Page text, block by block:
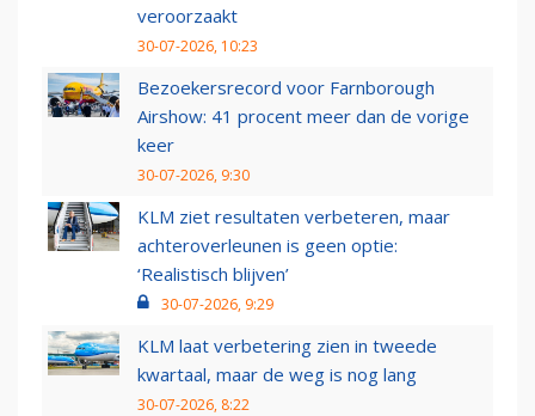
veroorzaakt
30-07-2026, 10:23
Bezoekersrecord voor Farnborough
Airshow: 41 procent meer dan de vorige
keer
30-07-2026, 9:30
KLM ziet resultaten verbeteren, maar
achteroverleunen is geen optie:
‘Realistisch blijven’
30-07-2026, 9:29
KLM laat verbetering zien in tweede
kwartaal, maar de weg is nog lang
30-07-2026, 8:22